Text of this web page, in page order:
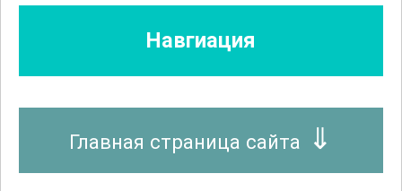
Навгиация
Главная страница сайта